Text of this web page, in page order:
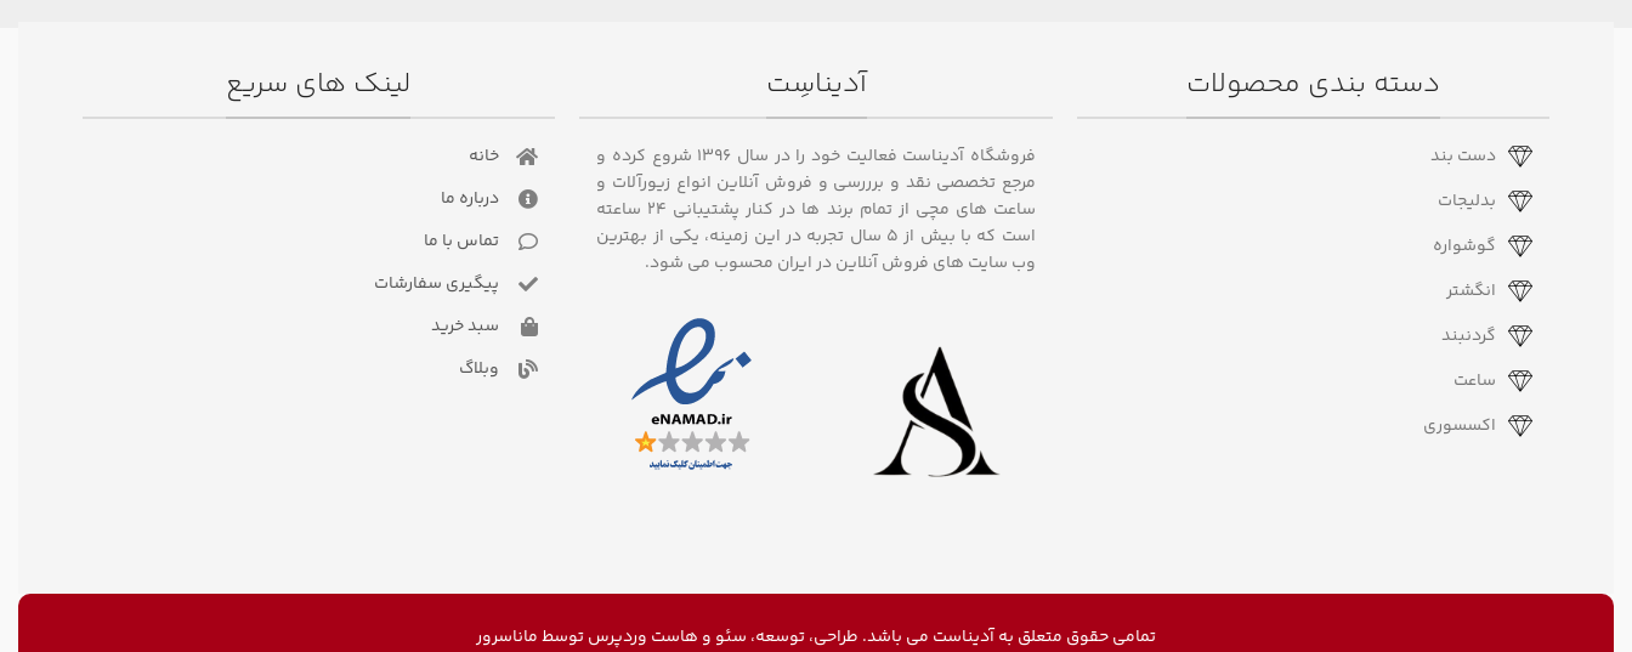
دسته بندی محصولات
دست بند
بدلیجات
گوشواره
انگشتر
گردنبند
ساعت
اکسسوری
آدیناسِت
فروشگاه آدیناست فعالیت خود را در سال ۱۳۹۶ شروع کرده و
مرجع تخصصی نقد و برررسی و فروش آنلاین انواع زیورآلات و
ساعت های مچی از تمام برند ها در کنار پشتیبانی ۲۴ ساعته
است که با بیش از 5 سال تجربه در این زمینه، یکی از بهترین
وب سایت های فروش آنلاین در ایران محسوب می شود.
لینک های سریع
خانه
درباره ما
تماس با ما
پیگیری سفارشات
سبد خرید
وبلاگ
تمامی حقوق متعلق به آدیناست می باشد. طراحی، توسعه، سئو و هاست وردپرستوسط ماناسرور